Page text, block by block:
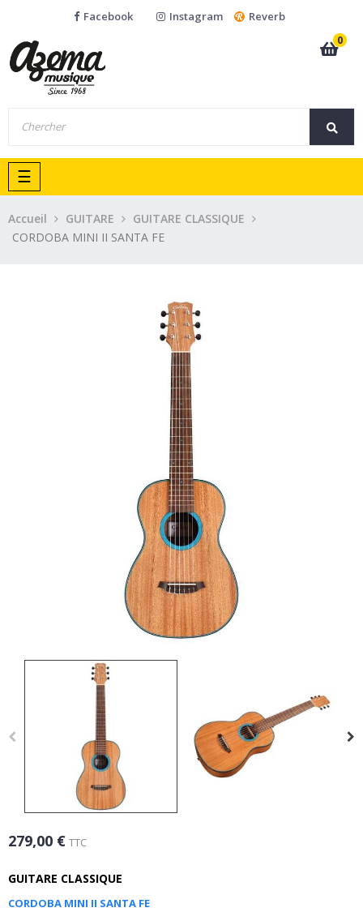
Facebook Instagram
Reverb
0
Basculer
la
navigation
☰
Accueil GUITARE
GUITARE CLASSIQUE
CORDOBA MINI II SANTA FE
279,00 € TTC
GUITARE CLASSIQUE
CORDOBA MINI II SANTA FE